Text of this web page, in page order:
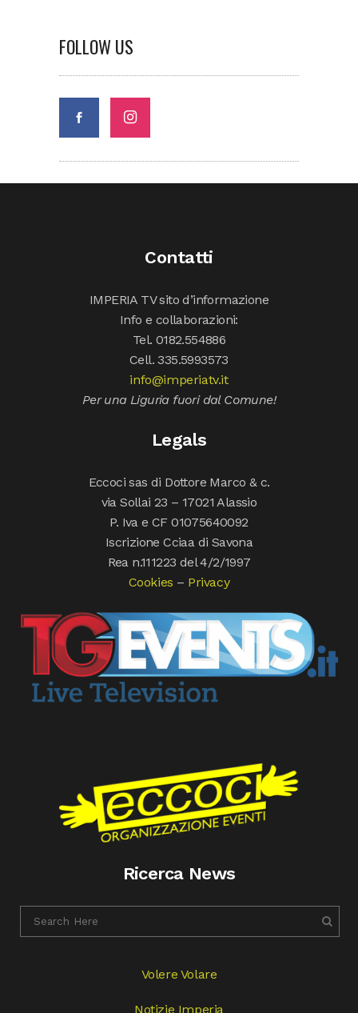
FOLLOW US
Contatti
IMPERIA TV sito d’informazione
Info e collaborazioni:
Tel. 0182.554886
Cell. 335.5993573
info@imperiatv.it
Per una Liguria fuori dal Comune!
Legals
Eccoci sas di Dottore Marco & c.
via Sollai 23 – 17021 Alassio
P. Iva e CF 01075640092
Iscrizione Cciaa di Savona
Rea n.111223 del 4/2/1997
Cookies – Privacy
Ricerca News
Volere Volare
Notizie Imperia